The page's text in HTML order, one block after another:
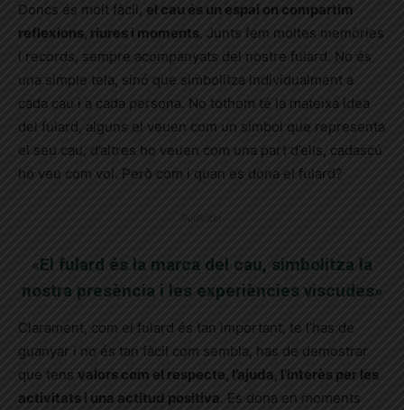
Doncs és molt fàcil, el cau és un espai on compartim
reflexions, riures i moments. Junts fem moltes memòries
i records, sempre acompanyats del nostre fulard. No és
una simple tela, sinó que simbolitza individualment a
cada cau i a cada persona. No tothom té la mateixa idea
del fulard, alguns el veuen com un símbol que representa
el seu cau, d’altres ho veuen com una part d’ells, cadascú
ho veu com vol. Però com i quan es dona el fulard?
«El fulard és la marca del cau, simbolitza la
nostra presència i les experiències viscudes»
Clarament, com el fulard és tan important, te l’has de
guanyar i no és tan fàcil com sembla, has de demostrar
que tens valors com el respecte, l’ajuda, l’interès per les
activitats i una actitud positiva. Es dona en moments